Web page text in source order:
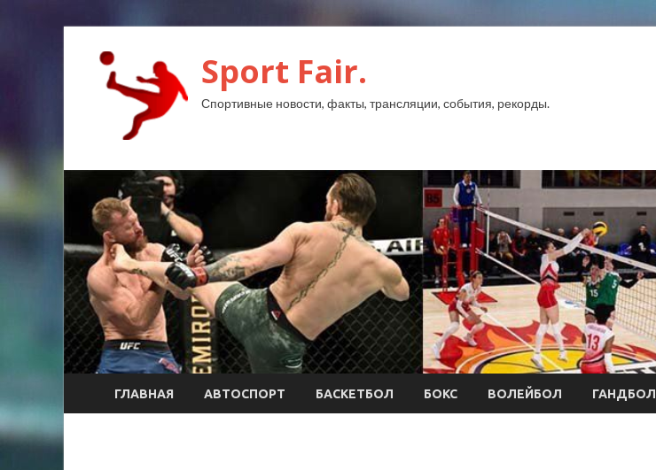
Sport Fair.
Спортивные новости, факты, трансляции, события, рекорды.
ГЛАВНАЯ АВТОСПОРТ БАСКЕТБОЛ БОКС ВОЛЕЙБОЛ ГАНДБОЛ